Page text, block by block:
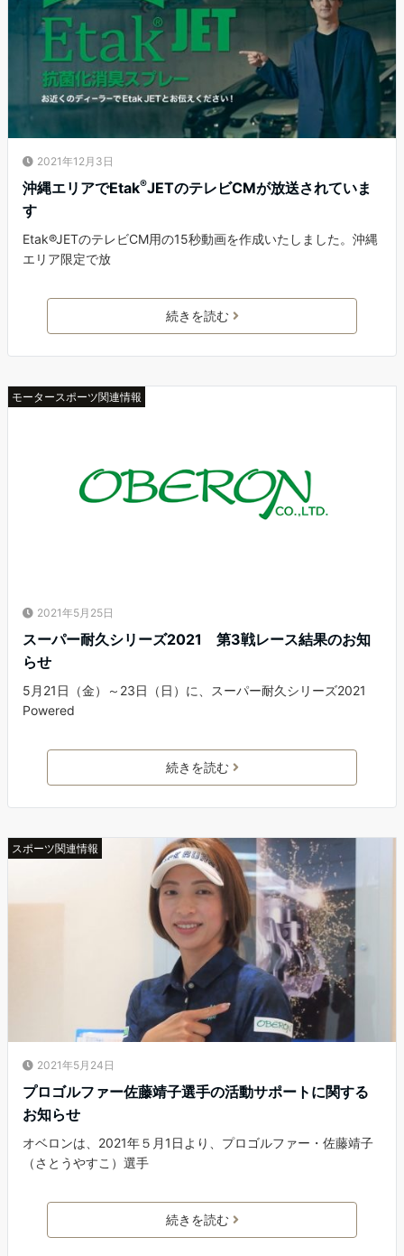
2021年12月3日
沖縄エリアでEtak®JETのテレビCMが放送されていま
す
Etak®JETのテレビCM用の15秒動画を作成いたしました。沖縄
エリア限定で放
続きを読む
モータースポーツ関連情報
2021年5月25日
スーパー耐久シリーズ2021 第3戦レース結果のお知
らせ
5月21日（金）～23日（日）に、スーパー耐久シリーズ2021
Powered
続きを読む
スポーツ関連情報
2021年5月24日
プロゴルファー佐藤靖子選手の活動サポートに関する
お知らせ
オベロンは、2021年５月1日より、プロゴルファー・佐藤靖子
（さとうやすこ）選手
続きを読む